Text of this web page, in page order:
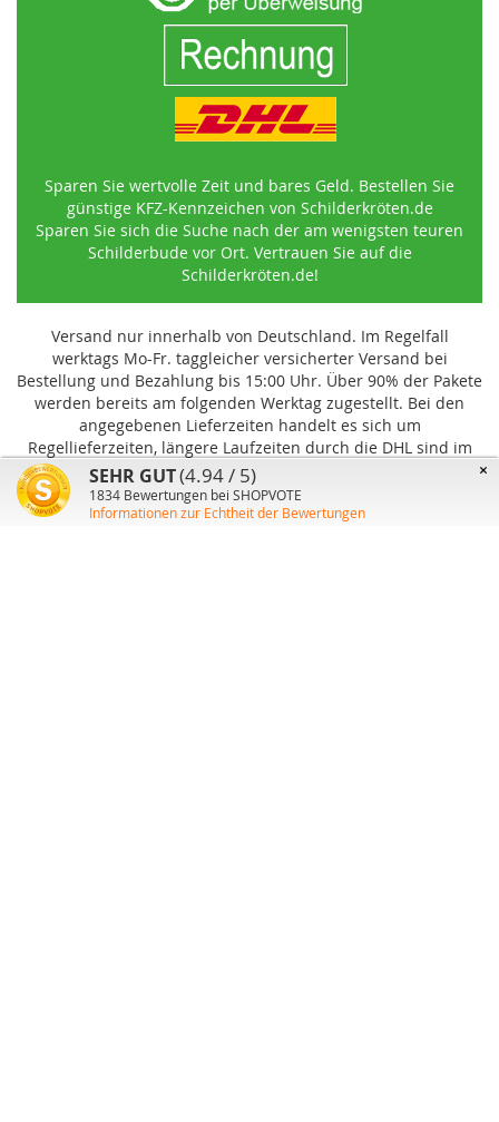
Sparen Sie wertvolle Zeit und bares Geld. Bestellen Sie
günstige KFZ-Kennzeichen von Schilderkröten.de
Sparen Sie sich die Suche nach der am wenigsten teuren
Schilderbude vor Ort. Vertrauen Sie auf die
Schilderkröten.de!
Versand nur innerhalb von Deutschland. Im Regelfall
werktags Mo-Fr. taggleicher versicherter Versand bei
Bestellung und Bezahlung bis 15:00 Uhr. Über 90% der Pakete
werden bereits am folgenden Werktag zugestellt. Bei den
angegebenen Lieferzeiten handelt es sich um
Regellieferzeiten, längere Laufzeiten durch die DHL sind im
Einzelfall möglich und können von uns nicht beeinflusst
werden.
×
SEHR GUT(4.94 / 5)
1834 Bewertungen bei SHOPVOTE
Informationen zur Echtheit der Bewertungen